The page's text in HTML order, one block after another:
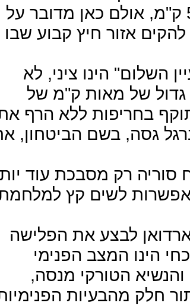
מחבלים בשטח סוריה עד לעומק של 5 ק"מ, אולם כאן מדובר על
ק"מ במטרה להקים אזור חיץ קבוע שבו
השלום" הינו ציני, לא
גדול של מאות ק"מ של
תוקף בחריפות ללא הרף
גסה, בשם הביטחון,
סוריה רק מסבכת עוד
לשים קץ
לבצע את הפלישה
הינו המצב הפנימי
הטורקי מנסה,
חלק מהבעיות